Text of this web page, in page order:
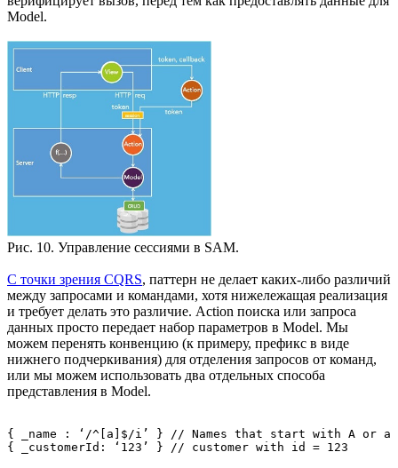
Model.
Рис. 10. Управление сессиями в SAM.
С точки зрения CQRS, паттерн не делает каких-либо различий
между запросами и командами, хотя нижележащая реализация
и требует делать это различие. Action поиска или запроса
данных просто передает набор параметров в Model. Мы
можем перенять конвенцию (к примеру, префикс в виде
нижнего подчеркивания) для отделения запросов от команд,
или мы можем использовать два отдельных способа
представления в Model.
{ _name : ‘/^[a]$/i’ } // Names that start with A or a